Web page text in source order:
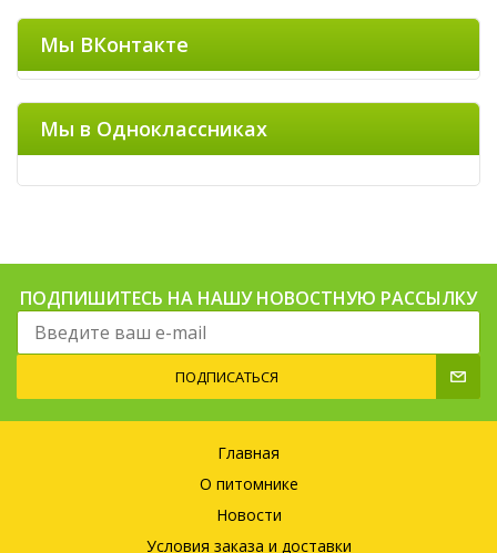
Мы ВКонтакте
Мы в Одноклассниках
ПОДПИШИТЕСЬ НА НАШУ НОВОСТНУЮ РАССЫЛКУ
ПОДПИСАТЬСЯ
Главная
О питомнике
Новости
Условия заказа и доставки